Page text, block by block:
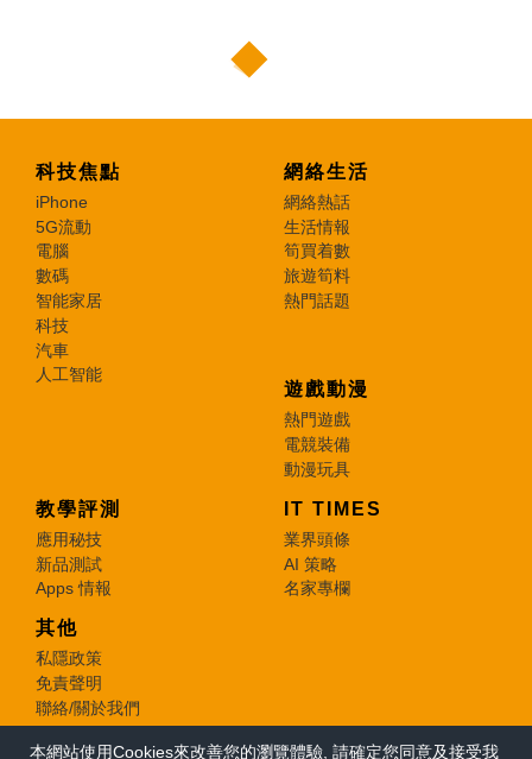
本網站使用Cookies來改善您的瀏覽體驗, 請確定您同意及接受我
科技焦點
iPhone
5G流動
電腦
數碼
智能家居
科技
汽車
人工智能
網絡生活
網絡熱話
生活情報
筍買着數
旅遊筍料
熱門話題
遊戲動漫
熱門遊戲
電競裝備
動漫玩具
教學評測
應用秘技
新品測試
Apps 情報
IT TIMES
業界頭條
AI 策略
名家專欄
其他
私隱政策
免責聲明
聯絡/關於我們
© 2026 e-zone. All Rights Reserved.